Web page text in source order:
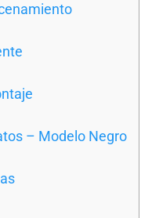
– Modelo Negro